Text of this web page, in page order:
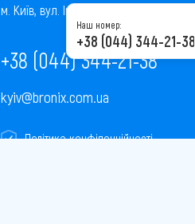
м. Київ, вул. Інститутська, 22/7, оф. 41
+38 (044) 344-21-38
kyiv@bronix.com.ua
Політика конфіденційності
Наш номер:
+38 (044) 344-21-38